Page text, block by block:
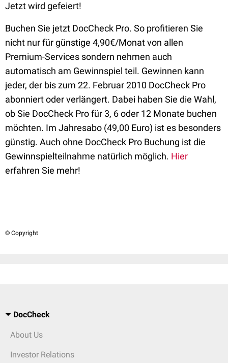
Jetzt wird gefeiert!
Buchen Sie jetzt DocCheck Pro. So profitieren Sie
nicht nur für günstige 4,90€/Monat von allen
Premium-Services sondern nehmen auch
automatisch am Gewinnspiel teil. Gewinnen kann
jeder, der bis zum 22. Februar 2010 DocCheck Pro
abonniert oder verlängert. Dabei haben Sie die Wahl,
ob Sie DocCheck Pro für 3, 6 oder 12 Monate buchen
möchten. Im Jahresabo (49,00 Euro) ist es besonders
günstig. Auch ohne DocCheck Pro Buchung ist die
Gewinnspielteilnahme natürlich möglich. Hier
erfahren Sie mehr!
© Copyright
DocCheck
About Us
Investor Relations